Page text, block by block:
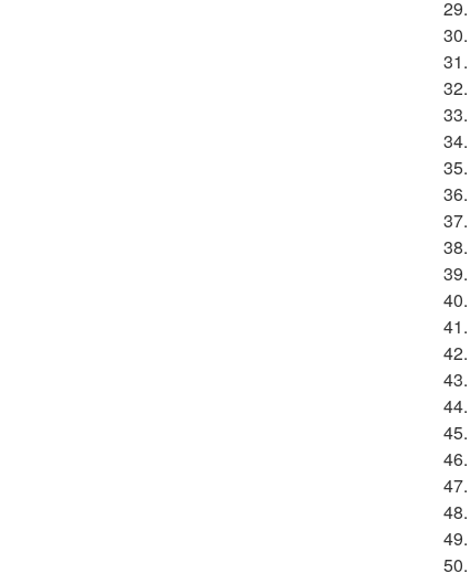
29.
30.
31.
32.
33.
34.
35.
36.
37.
38.
39.
40.
41.
42.
43.
44.
45.
46.
47.
48.
49.
50.